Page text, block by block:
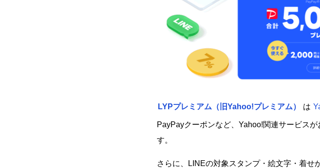
LYPプレミアム（旧Yahoo!プレミアム） は
PayPayクーポンなど、Yahoo!関連サービス
す。
さらに、LINEの対象スタンプ・絵文字・着